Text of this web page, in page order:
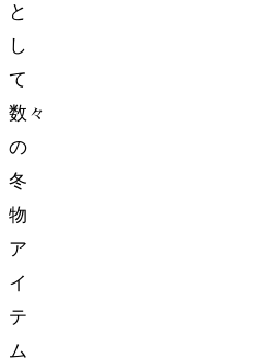
と
し
て
数々
の
冬
物
ア
イ
テ
ム